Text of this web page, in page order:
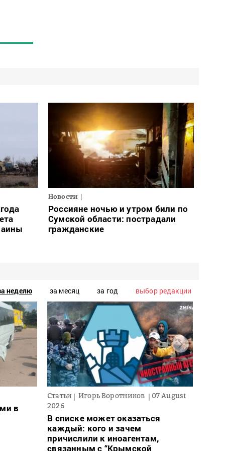
Новости
Россияне ночью и утром били по
Сумской области: пострадали
гражданские
неделю за месяц за год выбор редакции
в
Статьи Игорь Воротников
07 August
2026
В списке может оказаться
каждый: кого и зачем
причислили к иноагентам,
связанным с “Крымской